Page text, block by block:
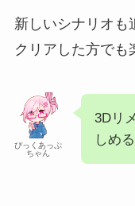
新しいシナリオも
クリアした方でも
ぴっくあっぷ
ちゃん
3Dリ
しめる